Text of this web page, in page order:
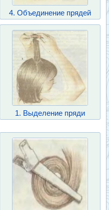
4. Объединение прядей
1. Выделение пряди